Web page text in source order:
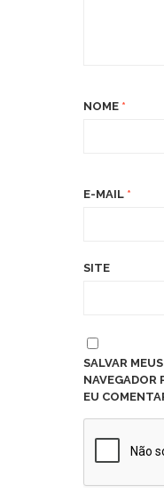
NOME *
E-MAIL *
SITE
SALVAR
NAVEGADOR
EU